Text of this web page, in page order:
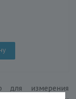
для измерения